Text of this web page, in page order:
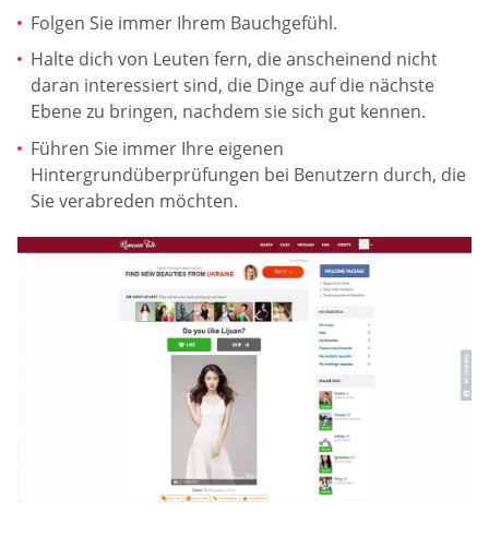
Folgen Sie immer Ihrem Bauchgefühl.
Halte dich von Leuten fern, die anscheinend nicht
daran interessiert sind, die Dinge auf die nächste
Ebene zu bringen, nachdem sie sich gut kennen.
Führen Sie immer Ihre eigenen
Hintergrundüberprüfungen bei Benutzern durch, die
Sie verabreden möchten.